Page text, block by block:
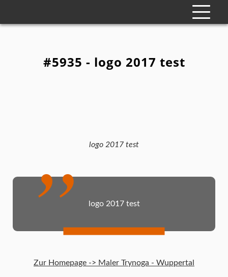
#5935 - logo 2017 test
logo 2017 test
logo 2017 test
Zur Homepage -> Maler Trynoga - Wuppertal